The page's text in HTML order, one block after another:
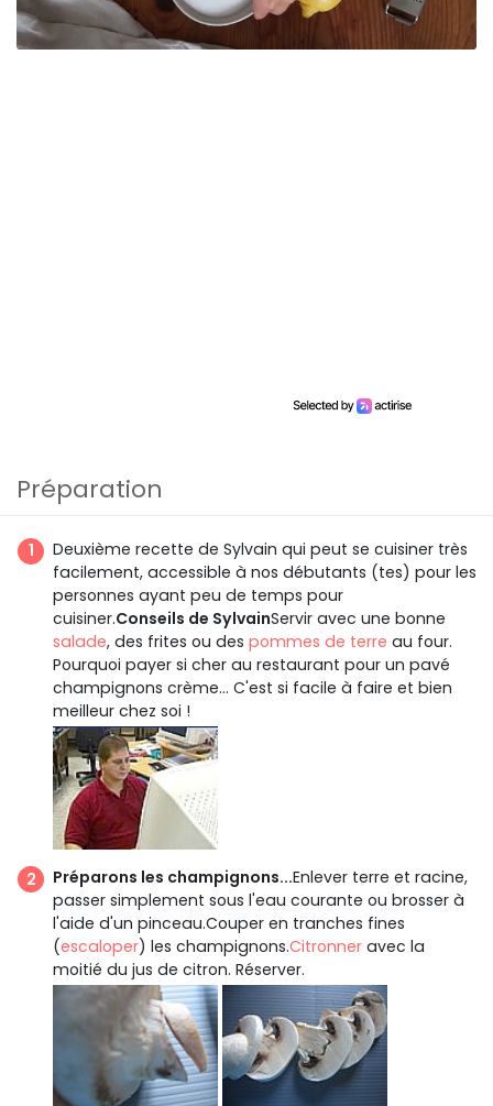
Préparation
Deuxième recette de Sylvain qui peut se cuisiner très
facilement, accessible à nos débutants (tes) pour les
personnes ayant peu de temps pour
cuisiner.Conseils de SylvainServir avec une bonne
salade, des frites ou des pommes de terre au four.
Pourquoi payer si cher au restaurant pour un pavé
champignons crème... C'est si facile à faire et bien
meilleur chez soi !
Préparons les champignons...Enlever terre et racine,
passer simplement sous l'eau courante ou brosser à
l'aide d'un pinceau.Couper en tranches fines
(escaloper) les champignons.Citronner avec la
moitié du jus de citron. Réserver.